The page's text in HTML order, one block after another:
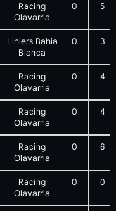
Racing
Olavarria
0 5
Liniers Bahia
Blanca
0 3
Racing
Olavarria
0 4
Racing
Olavarria
0 4
Racing
Olavarria
0 6
Racing
Olavarria
0 0